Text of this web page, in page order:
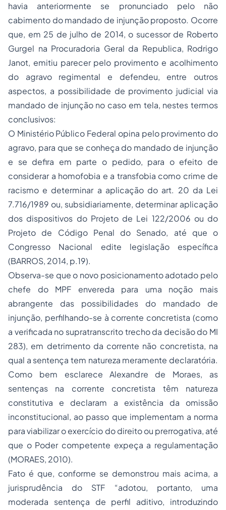
havia anteriormente se pronunciado pelo não
cabimento do mandado de injunção proposto. Ocorre
que, em 25 de julho de 2014, o sucessor de Roberto
Gurgel na Procuradoria Geral da Republica, Rodrigo
Janot, emitiu parecer pelo provimento e acolhimento
do agravo regimental e defendeu, entre outros
aspectos, a possibilidade de provimento judicial via
mandado de injunção no caso em tela, nestes termos
conclusivos:
O Ministério Público Federal opina pelo provimento do
agravo, para que se conheça do mandado de injunção
e se defira em parte o pedido, para o efeito de
considerar a homofobia e a transfobia como crime de
racismo e determinar a aplicação do art. 20 da Lei
7.716/1989 ou, subsidiariamente, determinar aplicação
dos dispositivos do Projeto de Lei 122/2006 ou do
Projeto de Código Penal do Senado, até que o
Congresso Nacional edite legislação específica
(BARROS, 2014, p.19).
Observa-se que o novo posicionamento adotado pelo
chefe do MPF envereda para uma noção mais
abrangente das possibilidades do mandado de
injunção, perfilhando-se à corrente concretista (como
a verificada no supratranscrito trecho da decisão do MI
283), em detrimento da corrente não concretista, na
qual a sentença tem natureza meramente declaratória.
Como bem esclarece Alexandre de Moraes, as
sentenças na corrente concretista têm natureza
constitutiva e declaram a existência da omissão
inconstitucional, ao passo que implementam a norma
para viabilizar o exercício do direito ou prerrogativa, até
que o Poder competente expeça a regulamentação
(MORAES, 2010).
Fato é que, conforme se demonstrou mais acima, a
jurisprudência do STF “adotou, portanto, uma
moderada sentença de perfil aditivo, introduzindo